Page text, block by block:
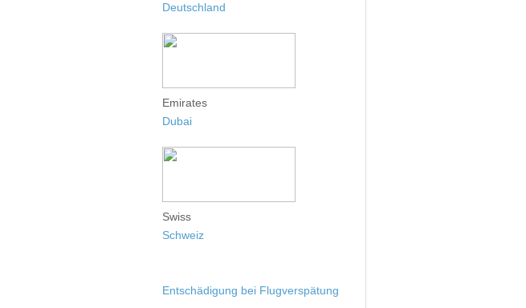
Deutschland
Emirates
Dubai
Swiss
Schweiz
Entschädigung bei Flugverspätung